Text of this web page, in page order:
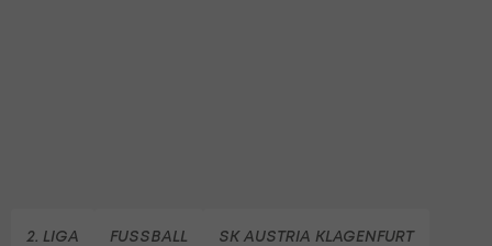
2. LIGA FUSSBALL SK AUSTRIA KLAGENFURT